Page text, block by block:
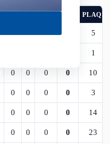
PTS PLAQ.
5
1
0 0 0 0 10
0 0 0 0 3
0 0 0 0 14
0 0 0 0 23